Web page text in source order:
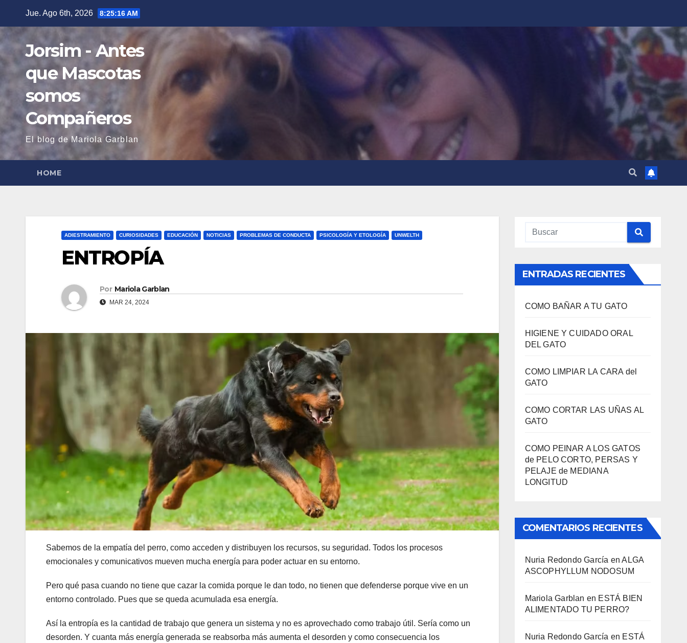
Jue. Ago 6th, 2026 8:25:17 AM
Jorsim - Antes
que Mascotas
somos
Compañeros
El blog de Mariola Garblan
HOME
ADIESTRAMIENTO CURIOSIDADES EDUCACIÓN NOTICIAS PROBLEMAS DE CONDUCTA PSICOLOGÍA Y ETOLOGÍA UNWELTH
ENTROPÍA
Por Mariola Garblan
MAR 24, 2024
Sabemos de la empatía del perro, como acceden y distribuyen los recursos, su seguridad. Todos los procesos
emocionales y comunicativos mueven mucha energía para poder actuar en su entorno.
Pero qué pasa cuando no tiene que cazar la comida porque le dan todo, no tienen que defenderse porque vive en un
entorno controlado. Pues que se queda acumulada esa energía.
Así la entropía es la cantidad de trabajo que genera un sistema y no es aprovechado como trabajo útil. Sería como un
desorden. Y cuanta más energía generada se reabsorba más aumenta el desorden y como consecuencia los
ENTRADAS RECIENTES
COMO BAÑAR A TU GATO
HIGIENE Y CUIDADO ORAL
DEL GATO
COMO LIMPIAR LA CARA del
GATO
COMO CORTAR LAS UÑAS AL
GATO
COMO PEINAR A LOS GATOS
de PELO CORTO, PERSAS Y
PELAJE de MEDIANA
LONGITUD
COMENTARIOS RECIENTES
Nuria Redondo García enALGA
ASCOPHYLLUM NODOSUM
Mariola Garblan en ESTÁ BIEN
ALIMENTADO TU PERRO?
Nuria Redondo García en ESTÁ